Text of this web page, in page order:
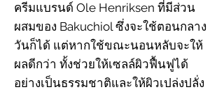
ครีมแบรนด์ Ole Henriksen ที่มีส่วน
ผสมของ Bakuchiol ซึ่งจะใช้ตอนกลาง
วันก็ได้ แต่หากใช้ขณะนอนหลับจะให้
ผลดีกว่า ทั้งช่วยให้เซลล์ผิวฟื้นฟูได้
อย่างเป็นธรรมชาติและให้ผิวเปล่งปลั่ง